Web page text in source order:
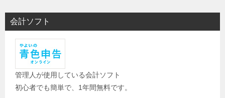
会計ソフト
管理人が使用している会計ソフト
初心者でも簡単で、1年間無料です。